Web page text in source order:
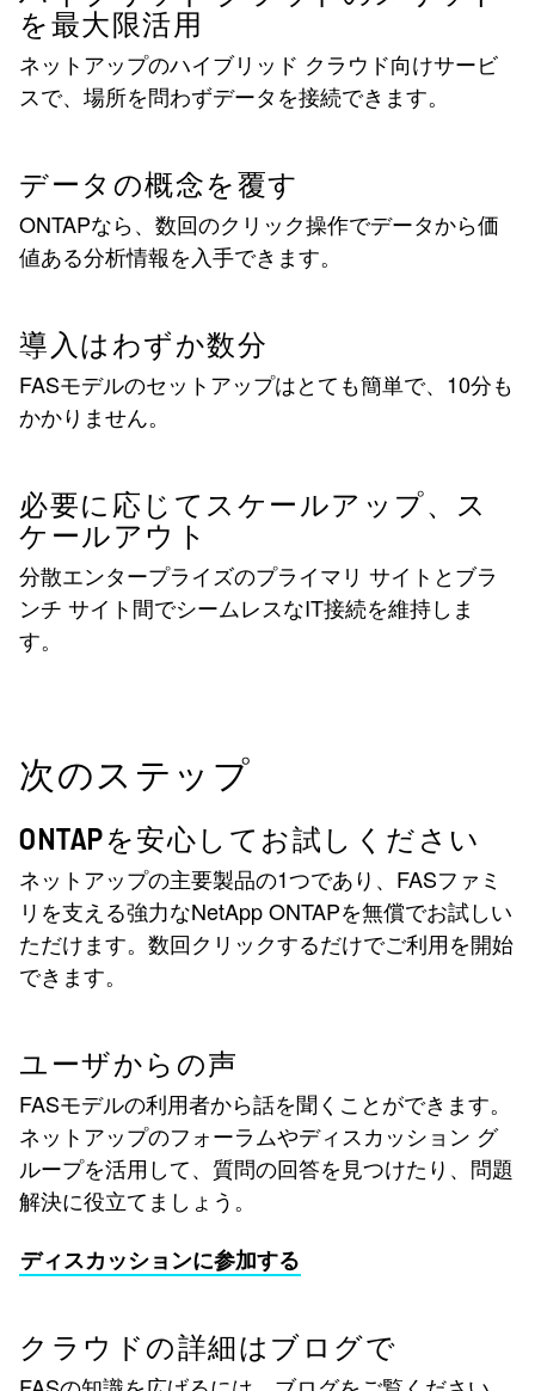
を最大限活用
ネットアップのハイブリッド クラウド向けサービ
スで、場所を問わずデータを接続できます。
データの概念を覆す
ONTAPなら、数回のクリック操作でデータから価
値ある分析情報を入手できます。
導入はわずか数分
FASモデルのセットアップはとても簡単で、10分も
かかりません。
必要に応じてスケールアップ、ス
ケールアウト
分散エンタープライズのプライマリ サイトとブラ
ンチ サイト間でシームレスなIT接続を維持しま
す。
次のステップ
ONTAPを安心してお試しください
ネットアップの主要製品の1つであり、FASファミ
リを支える強力なNetApp ONTAPを無償でお試しい
ただけます。数回クリックするだけでご利用を開始
できます。
ユーザからの声
FASモデルの利用者から話を聞くことができます。
ネットアップのフォーラムやディスカッション グ
ループを活用して、質問の回答を見つけたり、問題
解決に役立てましょう。
ディスカッションに参加する
クラウドの詳細はブログで